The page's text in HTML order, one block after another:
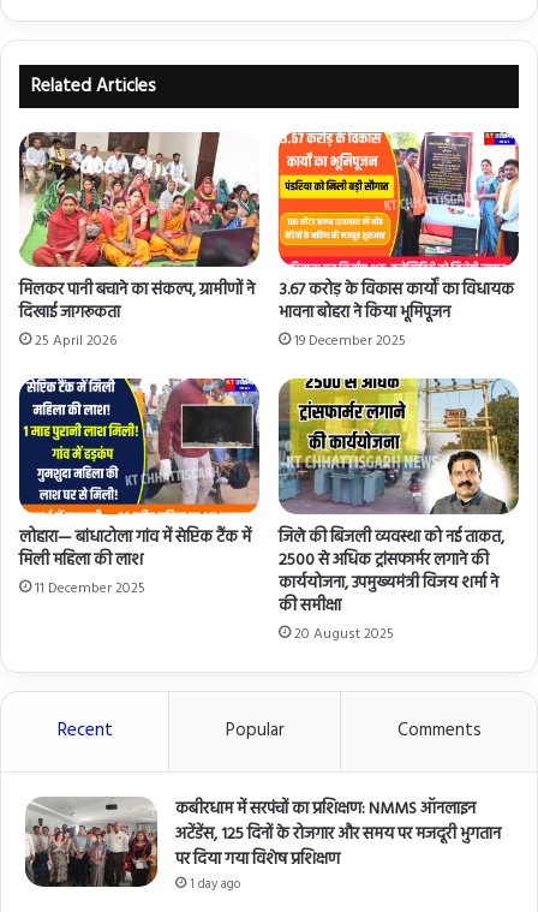
Related Articles
मिलकर पानी बचाने का संकल्प, ग्रामीणों ने
दिखाई जागरूकता
25 April 2026
3.67 करोड़ के विकास कार्यों का विधायक
भावना बोहरा ने किया भूमिपूजन
19 December 2025
लोहारा— बांधाटोला गांव में सेप्टिक टैंक में
मिली महिला की लाश
11 December 2025
जिले की बिजली व्यवस्था को नई ताकत,
2500 से अधिक ट्रांसफार्मर लगाने की
कार्ययोजना, उपमुख्यमंत्री विजय शर्मा ने
की समीक्षा
20 August 2025
Recent Popular Comments
कबीरधाम में सरपंचों का प्रशिक्षण: NMMS ऑनलाइन
अटेंडेंस, 125 दिनों के रोजगार और समय पर मजदूरी भुगतान
पर दिया गया विशेष प्रशिक्षण
1 day ago